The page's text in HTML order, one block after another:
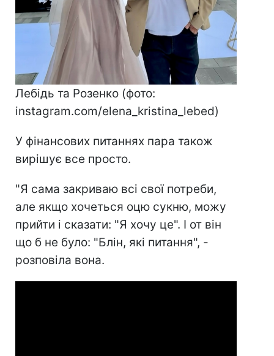
Лебідь та Розенко (фото:
instagram.com/elena_kristina_lebed)
У фінансових питаннях пара також
вирішує все просто.
"Я сама закриваю всі свої потреби,
але якщо хочеться оцю сукню, можу
прийти і сказати: "Я хочу це". І от він
що б не було: "Блін, які питання", -
розповіла вона.